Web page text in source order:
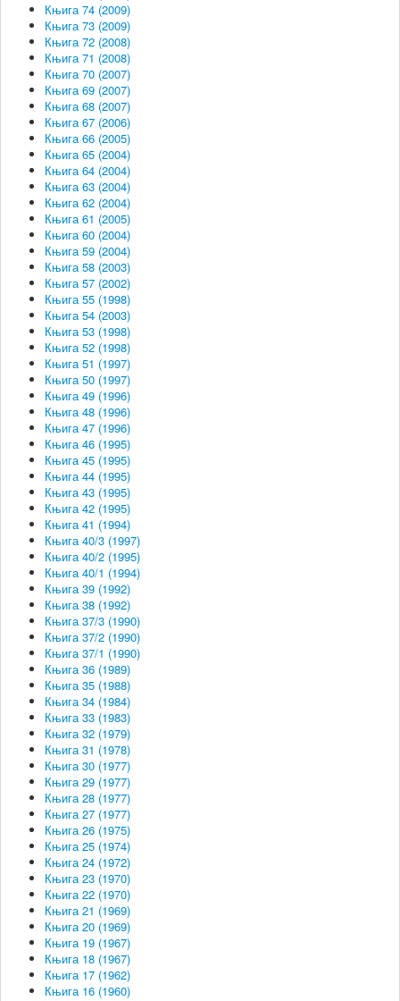
Књига 74 (2009)
Књига 73 (2009)
Књига 72 (2008)
Књига 71 (2008)
Књига 70 (2007)
Књига 69 (2007)
Књига 68 (2007)
Књига 67 (2006)
Књига 66 (2005)
Књига 65 (2004)
Књига 64 (2004)
Књига 63 (2004)
Књига 62 (2004)
Књига 61 (2005)
Књига 60 (2004)
Књига 59 (2004)
Књига 58 (2003)
Књига 57 (2002)
Књига 55 (1998)
Књига 54 (2003)
Књига 53 (1998)
Књига 52 (1998)
Књига 51 (1997)
Књига 50 (1997)
Књига 49 (1996)
Књига 48 (1996)
Књига 47 (1996)
Књига 46 (1995)
Књига 45 (1995)
Књига 44 (1995)
Књига 43 (1995)
Књига 42 (1995)
Књига 41 (1994)
Књига 40/3 (1997)
Књига 40/2 (1995)
Књига 40/1 (1994)
Књига 39 (1992)
Књига 38 (1992)
Књига 37/3 (1990)
Књига 37/2 (1990)
Књига 37/1 (1990)
Књига 36 (1989)
Књига 35 (1988)
Књига 34 (1984)
Књига 33 (1983)
Књига 32 (1979)
Књига 31 (1978)
Књига 30 (1977)
Књига 29 (1977)
Књига 28 (1977)
Књига 27 (1977)
Књига 26 (1975)
Књига 25 (1974)
Књига 24 (1972)
Књига 23 (1970)
Књига 22 (1970)
Књига 21 (1969)
Књига 20 (1969)
Књига 19 (1967)
Књига 18 (1967)
Књига 17 (1962)
Књига 16 (1960)